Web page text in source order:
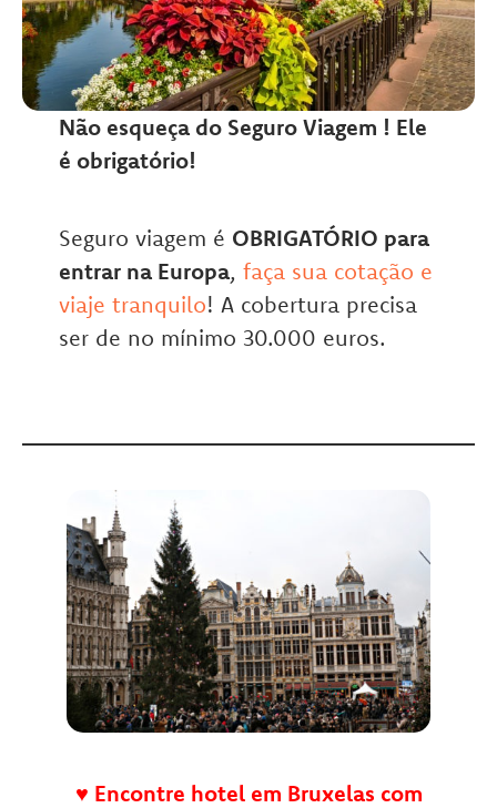
Não esqueça do Seguro Viagem ! Ele
é obrigatório!
Seguro viagem é OBRIGATÓRIO para
entrar na Europa, faça sua cotação e
viaje tranquilo! A cobertura precisa
ser de no mínimo 30.000 euros.
♥ Encontre hotel em Bruxelas com